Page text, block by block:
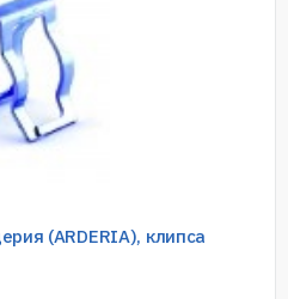
(ARDERIA), клипса